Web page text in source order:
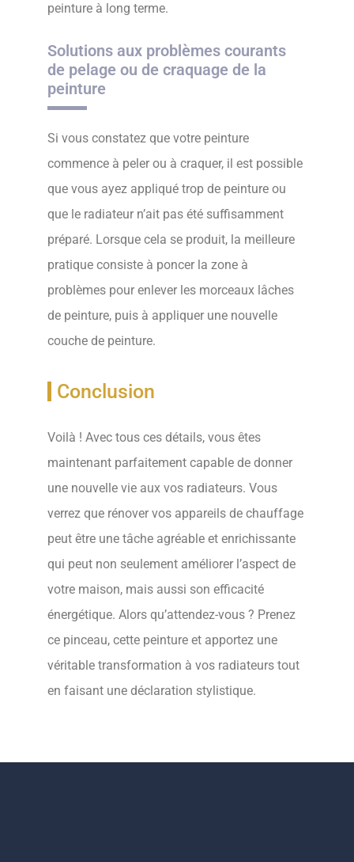
peinture à long terme.
Solutions aux problèmes courants
de pelage ou de craquage de la
peinture
Si vous constatez que votre peinture
commence à peler ou à craquer, il est possible
que vous ayez appliqué trop de peinture ou
que le radiateur n’ait pas été suffisamment
préparé. Lorsque cela se produit, la meilleure
pratique consiste à poncer la zone à
problèmes pour enlever les morceaux lâches
de peinture, puis à appliquer une nouvelle
couche de peinture.
Conclusion
Voilà ! Avec tous ces détails, vous êtes
maintenant parfaitement capable de donner
une nouvelle vie aux vos radiateurs. Vous
verrez que rénover vos appareils de chauffage
peut être une tâche agréable et enrichissante
qui peut non seulement améliorer l’aspect de
votre maison, mais aussi son efficacité
énergétique. Alors qu’attendez-vous ? Prenez
ce pinceau, cette peinture et apportez une
véritable transformation à vos radiateurs tout
en faisant une déclaration stylistique.